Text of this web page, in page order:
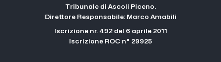
Tribunale di Ascoli Piceno.
Direttore Responsabile: Marco Amabili
Iscrizione nr. 492 del 6 aprile 2011
Iscrizione ROC n° 29925